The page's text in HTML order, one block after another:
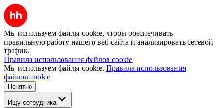
Мы используем файлы cookie, чтобы обеспечивать
правильную работу нашего веб-сайта и анализировать сетевой
трафик.
Правила использования файлов cookie
Мы используем файлы cookie. Правила использования
файлов cookie
Понятно
Ищу сотрудника